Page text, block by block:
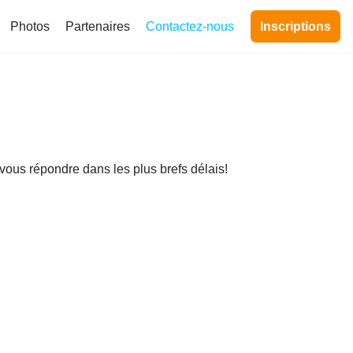
Photos Partenaires Contactez-nous Inscriptions
répondre dans les plus brefs délais!